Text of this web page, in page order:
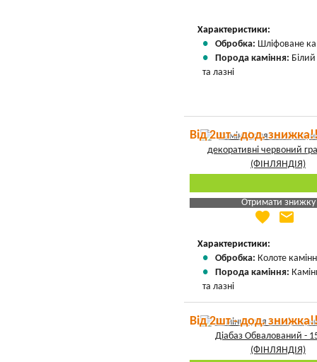
Характеристики:
Обробка: Шліфоване
Порода каміння:
та лазні
Від 2шт - дод.
Отримати знижку
Яка Ваша ціна
favorite email
Характеристики:
Обробка: Колоте
Порода каміння:
та лазні
Від 2шт - дод.